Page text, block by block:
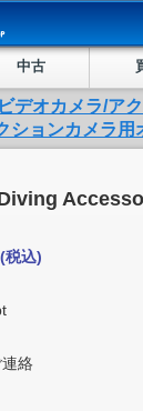
中古
デオカメラ/ア
ションカメラ用
(税込)
絡